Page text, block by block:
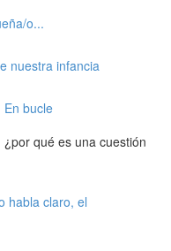
o...
nuestra infancia
En bucle
qué es una cuestión
habla claro, el